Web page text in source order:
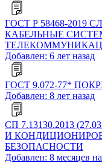
ГОСТ Р 58468-
КАБЕЛЬНЫЕ
Добавлен: 6 лет назад
ГОСТ 9.072-77*
Добавлен: 8 лет назад
СП 7.13130.2013
И
БЕЗОПАСНОСТИ
Добавлен: 8 месяцев